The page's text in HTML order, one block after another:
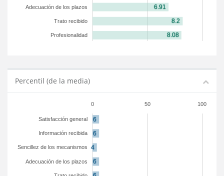
Adecuación de los plazos
Trato recibido
Profesionalidad
Percentil (de la media)
0 50 100
Satisfacción general
Información recibida
Sencillez de los mecanismos
Adecuación de los plazos